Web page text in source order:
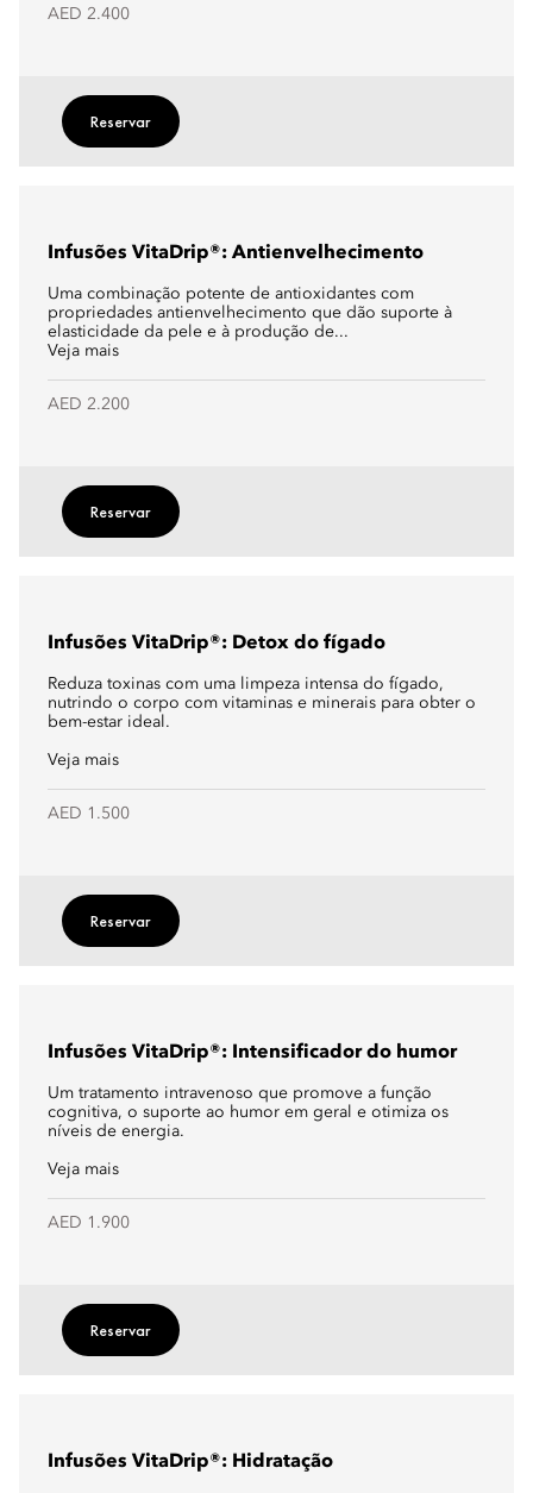
AED 2.400
Reservar
Infusões VitaDrip®: Antienvelhecimento
Uma combinação potente de antioxidantes com
propriedades antienvelhecimento que dão suporte à
elasticidade da pele e à produção de...
Veja mais
AED 2.200
Reservar
Infusões VitaDrip®: Detox do fígado
Reduza toxinas com uma limpeza intensa do fígado,
nutrindo o corpo com vitaminas e minerais para obter o
bem-estar ideal.
Veja mais
AED 1.500
Reservar
Infusões VitaDrip®: Intensificador do humor
Um tratamento intravenoso que promove a função
cognitiva, o suporte ao humor em geral e otimiza os
níveis de energia.
Veja mais
AED 1.900
Reservar
Infusões VitaDrip®: Hidratação